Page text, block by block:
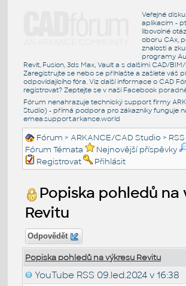
Veřejné
aplikacím -
libovolné
oboru CAx,
znalosti a
programy
Revit, Fusion, 3ds Max, Vault a s dalšími CAD/
Zaregistrujte se nebo se přihlašte a zašlete váš
odpovídajícího fóra. Viz další informace o CAD
registrovat? Zeptejte se v naší Facebook
Fórum nenahrazuje technický support firmy
Studio) - přímá podpora pro zákazníky funguje
emea.support.arkance.world
Fórum >ARKANCE/CAD Studio >
Fórum Témata
Nejnovější příspěvky
Registrovat
Přihlásit
Popiska pohledů na
Revitu
Odpovědět
Popiska pohledů na výkresu Revitu
YouTube RSS 09.led.2024 v 16:38